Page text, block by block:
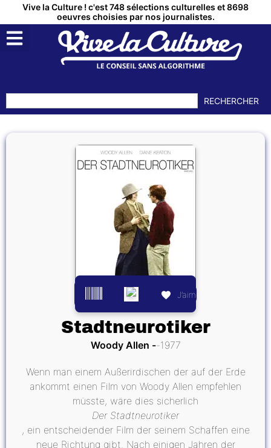
Vive la Culture ! c'est 748 sélections culturelles et 8698
oeuvres choisies par nos journalistes.
RECHERCHER
J’aime
Stadtneurotiker
Woody Allen 1977
Wenn man einem Außerirdischen der auf der Erde
ankommt einen Film von Woody Allen empfehlen
müsste, wäre dies sicherlich
Der Stadtneurotiker
, ein entscheidender Film der seinem Schaffen eine
neue Richtung gibt. Nach einigen Jahren der